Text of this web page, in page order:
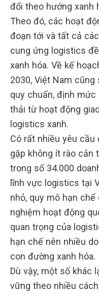
đổi theo hướng xanh
Theo đó, các hoạt
đoạn tới và tất cả
cung ứng logistics
xanh hóa. Về kế
2030, Việt Nam
quy chuẩn, định
thải từ hoạt động
logistics xanh.
Có rất nhiều yêu
gặp không ít rào cản
trong số 34.000
lĩnh vực logistics tại
nhỏ, quy mô hạn
nghiệm hoạt động
quan trọng của
hạn chế nên nhiều
con đường xanh hóa.
Dù vậy, một số khác
vững theo nhiều